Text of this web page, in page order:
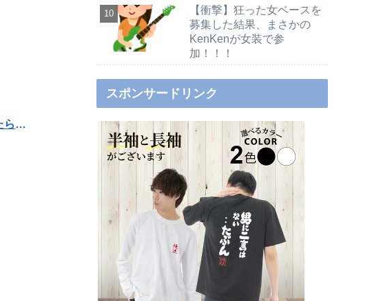
親戚の息子が30過ぎてようやく結婚したのに3～4年で離婚。相手の女性の言い分がモラハラだったらしい
【衝撃】狂った女ベースを
募集した結果、まさかの
KenKenが女装で参
加！！！
スポンサードリンク